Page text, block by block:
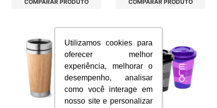
Utilizamos cookies para
oferecer melhor
experiência, melhorar o
desempenho, analisar
como você interage em
nosso site e personalizar
COMPARAR PRODUTO COMPARAR PRODUTO